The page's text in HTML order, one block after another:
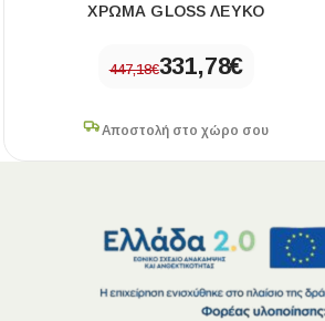
ΧΡΩΜΑ GLOSS ΛΕΥΚΟ
447,18€331,78€
Αποστολή στο χώρο σου